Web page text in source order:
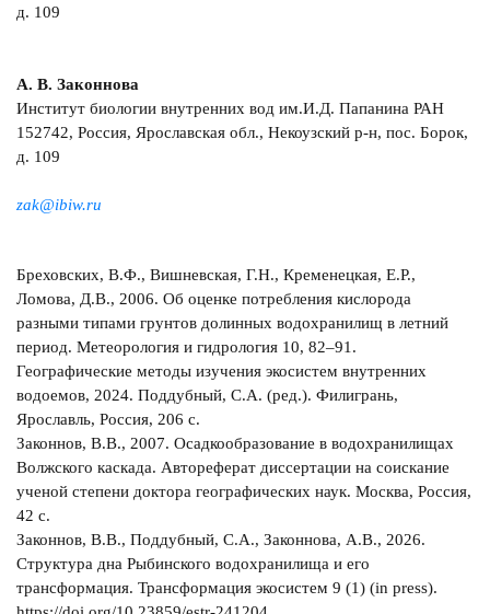
д. 109
А. В. Законнова
Институт биологии внутренних вод им.И.Д. Папанина РАН
152742, Россия, Ярославская обл., Некоузский р-н, пос. Борок,
д. 109
zak@ibiw.ru
Бреховских, В.Ф., Вишневская, Г.Н., Кременецкая, Е.Р.,
Ломова, Д.В., 2006. Об оценке потребления кислорода
разными типами грунтов долинных водохранилищ в летний
период. Метеорология и гидрология 10, 82–91.
Географические методы изучения экосистем внутренних
водоемов, 2024. Поддубный, С.А. (ред.). Филигрань,
Ярославль, Россия, 206 с.
Законнов, В.В., 2007. Осадкообразование в водохранилищах
Волжского каскада. Автореферат диссертации на соискание
ученой степени доктора географических наук. Москва, Россия,
42 с.
Законнов, В.В., Поддубный, С.А., Законнова, А.В., 2026.
Структура дна Рыбинского водохранилища и его
трансформация. Трансформация экосистем 9 (1) (in press).